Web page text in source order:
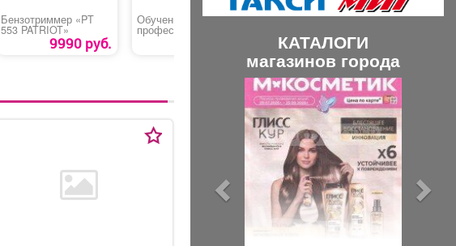
Бензотриммер «PT
553 PATRIOT»
9990 руб.
Обучение по
профессии «Оператор
(машинист) крана-
Газонокосилка
GLD-520SP»35990 руб.
Шуруп
КАТАЛОГИ
магазинов города